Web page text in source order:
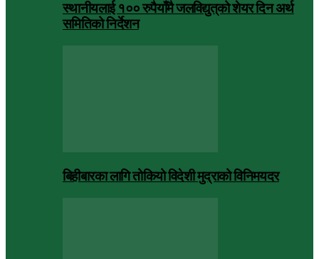
स्थानीयलाई १०० रुपैयाँमै जलविद्युत्‌को शेयर दिन अर्थ
समितिको निर्देशन
बिहीबारका लागि तोकियो विदेशी मुद्राको विनिमयदर